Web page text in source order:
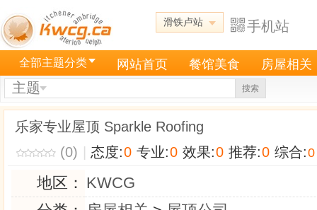
滑铁卢站 手机站
全部主题分类 网站首页 餐馆美食 房屋相关
主题 搜索
乐家专业屋顶 Sparkle Roofing
(0)
态度:0 专业:0 效果:0 推荐:0 综合:0
地区： KWCG